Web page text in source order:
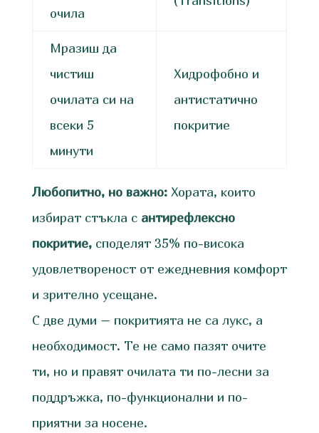
очила
Мразиш да
чистиш
очилата си на
всеки 5
минути
Хидрофобно и
антистатично
покритие
Любопитно, но важно:Хората, които
избират стъкла с антирефлексно
покритие,споделят 35% по-висока
удовлетвореност от ежедневния комфорт
и зрително усещане.
С две думи – покритията не са лукс, а
необходимост. Те не само пазят очите
ти, но и правят очилата ти по-лесни за
поддръжка, по-функционални и по-
приятни за носене.